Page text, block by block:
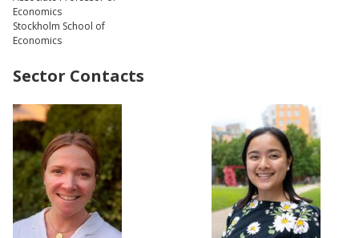
Economics
Stockholm School of
Economics
Sector Contacts